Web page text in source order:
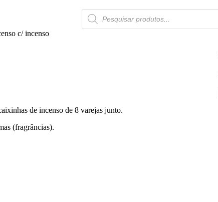
Pesquisar
produtos
c/ incenso
de incenso de 8 varejas junto.
(fragrâncias).